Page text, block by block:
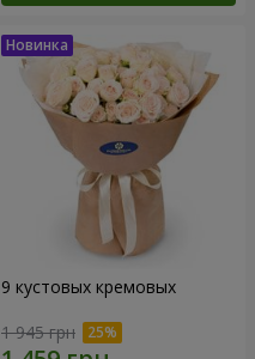
9 кустовых кремовых
1 945 грн